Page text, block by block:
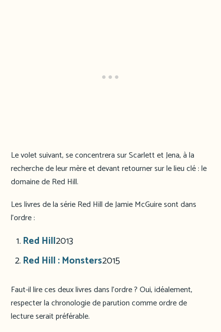
Le volet suivant, se concentrera sur Scarlett et Jena, à la
recherche de leur mère et devant retourner sur le lieu clé : le
domaine de Red Hill.
Les livres de la série Red Hill de Jamie McGuire sont dans
l’ordre :
Red Hill2013
Red Hill : Monsters2015
Faut-il lire ces deux livres dans l’ordre ? Oui, idéalement,
respecter la chronologie de parution comme ordre de
lecture serait préférable.